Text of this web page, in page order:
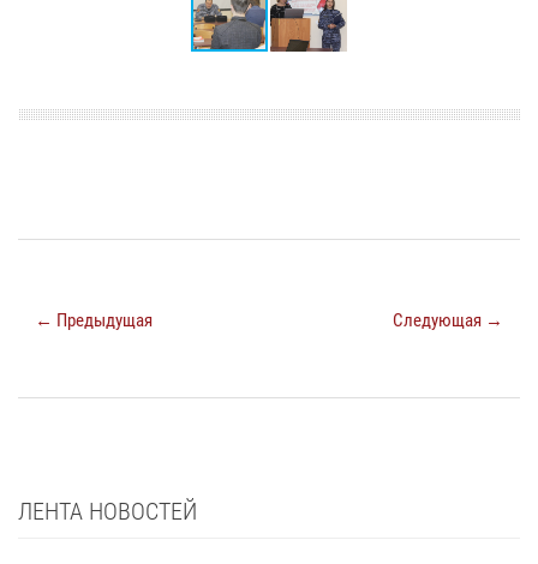
← Предыдущая Следующая →
ЛЕНТА НОВОСТЕЙ